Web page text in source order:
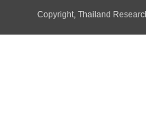
Copyright, Thailand